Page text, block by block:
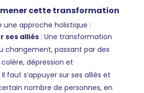
cette transformation
une approche holistique :
ses alliés: Une transformation
changement, passant par des
dépression et
faut s’appuyer sur ses alliés et
nombre de personnes, en